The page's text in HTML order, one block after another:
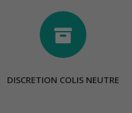

DISCRETION COLIS NEUTRE